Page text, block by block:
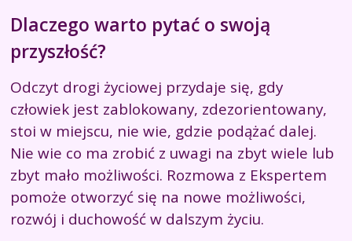
Dlaczego warto pytać o swoją
przyszłość?
Odczyt drogi życiowej przydaje się, gdy
człowiek jest zablokowany, zdezorientowany,
stoi w miejscu, nie wie, gdzie podążać dalej.
Nie wie co ma zrobić z uwagi na zbyt wiele lub
zbyt mało możliwości. Rozmowa z Ekspertem
pomoże otworzyć się na nowe możliwości,
rozwój i duchowość w dalszym życiu.